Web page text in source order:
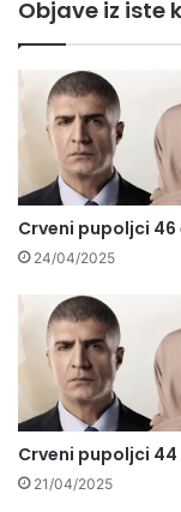
Objave iz iste
Crveni pupoljci
24/04/2025
Crveni pupoljci
21/04/2025